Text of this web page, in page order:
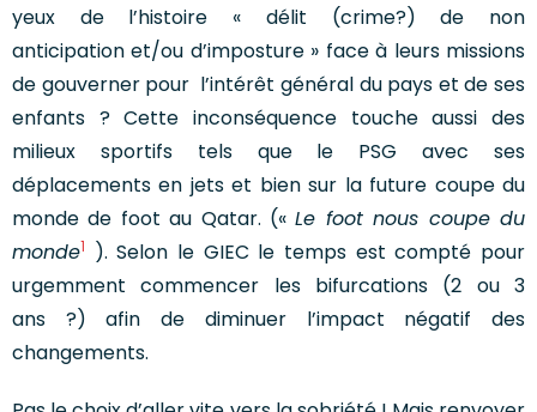
yeux de l’histoire « délit (crime?) de non
anticipation et/ou d’imposture » face à leurs missions
de gouverner pour l’intérêt général du pays et de ses
enfants ? Cette inconséquence touche aussi des
milieux sportifs tels que le PSG avec ses
déplacements en jets et bien sur la future coupe du
monde de foot au Qatar. («Le foot nous coupe du
monde1
). Selon le GIEC le temps est compté pour
urgemment commencer les bifurcations (2 ou 3
ans ?) afin de diminuer l’impact négatif des
changements.